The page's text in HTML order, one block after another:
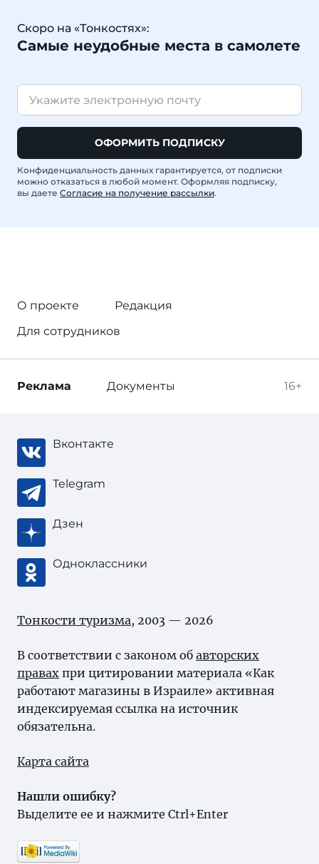
Скоро на «Тонкостях»:
Самые неудобные места в самолете
ОФОРМИТЬ ПОДПИСКУ
Конфиденциальность данных гарантируется, от подписки
можно отказаться в любой момент. Оформляя подписку,
вы даете Согласие на получение рассылки.
О проекте
Редакция
Для сотрудников
16+
Реклама Документы
Вконтакте
Telegram
Дзен
Одноклассники
Тонкости туризма, 2003 — 2026
В соответствии с законом об авторских
правах при цитировании материала «Как
работают магазины в Израиле» активная
индексируемая ссылка на источник
обязательна.
Карта сайта
Нашли ошибку?
Выделите ее и нажмите Ctrl+Enter